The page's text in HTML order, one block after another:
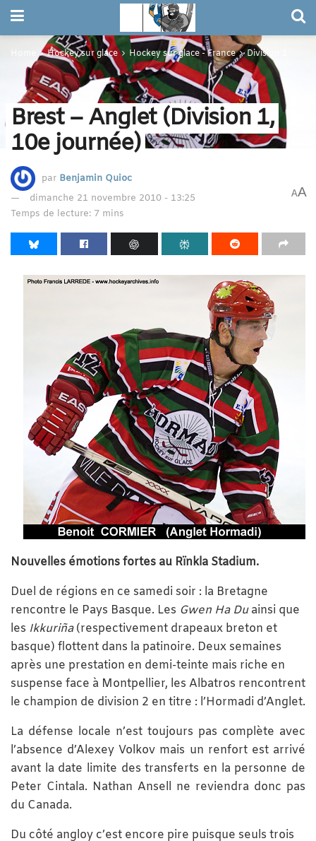
Hockey sur glace Hockey sur glace - France Division 1
Brest – Anglet (Division 1,
10e journée)
par Benjamin Quioc
dimanche 21 novembre 2010 - 13:25
Temps de lecture: 7 mins
AA
Nouvelles émotions fortes au Rïnkla Stadium.
Duel de régions en ce samedi soir : la Bretagne
rencontre le Pays Basque. Les Gwen Ha Duainsi que
les Ikkuriña(respectivement drapeaux breton et
basque) flottent dans la patinoire. Deux semaines
après une prestation en demi-teinte mais riche en
suspense face à Montpellier, les Albatros rencontrent
le champion de division 2 en titre : l’Hormadi d’Anglet.
La défense locale n’est toujours pas complète avec
l’absence d’Alexey Volkov mais un renfort est arrivé
avant la date limite des transferts en la personne de
Peter Cintala. Nathan Ansell ne reviendra donc pas
du Canada.
Du côté angloy c’est encore pire puisque seuls trois